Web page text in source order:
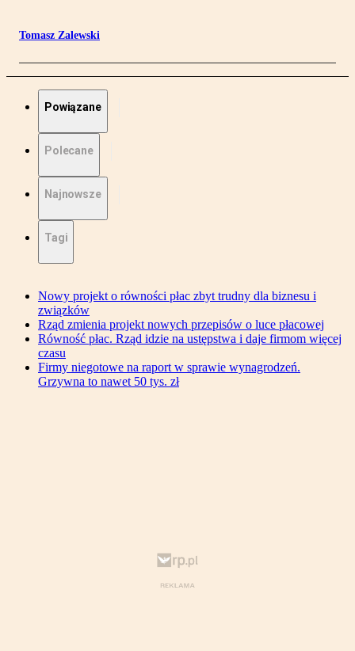
Tomasz Zalewski
Powiązane
Polecane
Najnowsze
Tagi
Nowy projekt o równości płac zbyt trudny dla biznesu i
związków
Rząd zmienia projekt nowych przepisów o luce płacowej
Równość płac. Rząd idzie na ustępstwa i daje firmom więcej
czasu
Firmy niegotowe na raport w sprawie wynagrodzeń.
Grzywna to nawet 50 tys. zł